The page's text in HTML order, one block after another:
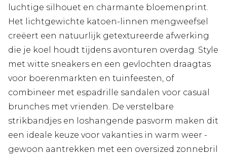
luchtige silhouet en charmante bloemenprint.
Het lichtgewichte katoen-linnen mengweefsel
creëert een natuurlijk getextureerde afwerking
die je koel houdt tijdens avonturen overdag. Style
met witte sneakers en een gevlochten draagtas
voor boerenmarkten en tuinfeesten, of
combineer met espadrille sandalen voor casual
brunches met vrienden. De verstelbare
strikbandjes en loshangende pasvorm maken dit
een ideale keuze voor vakanties in warm weer -
gewoon aantrekken met een oversized zonnebril